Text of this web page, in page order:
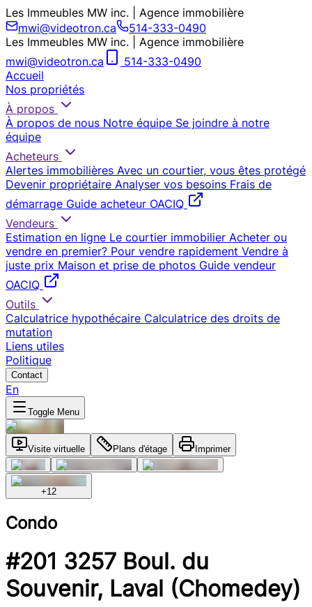
Les Immeubles MW inc. | Agence immobilière
mwi@videotron.ca
514-333-0490
Les Immeubles MW inc. | Agence immobilière
mwi@videotron.ca
514-333-0490
Accueil
Nos propriétés
À propos
À propos de nous Notre équipe Se joindre à notre
équipe
Acheteurs
Alertes immobilières Avec un courtier, vous êtes protégé
Devenir propriétaire Analyser vos besoins Frais de
démarrage Guide acheteur OACIQ
Vendeurs
Estimation en ligne Le courtier immobilier Acheter ou
vendre en premier? Pour vendre rapidement Vendre à
juste prix Maison et prise de photos Guide vendeur
OACIQ
Outils
Calculatrice hypothécaire Calculatrice des droits de
mutation
Liens utiles
Politique
Contact
En
Toggle Menu
Visite virtuelle Plans d'étage Imprimer
+12
Condo
#201 3257 Boul. du
Souvenir, Laval (Chomedey)